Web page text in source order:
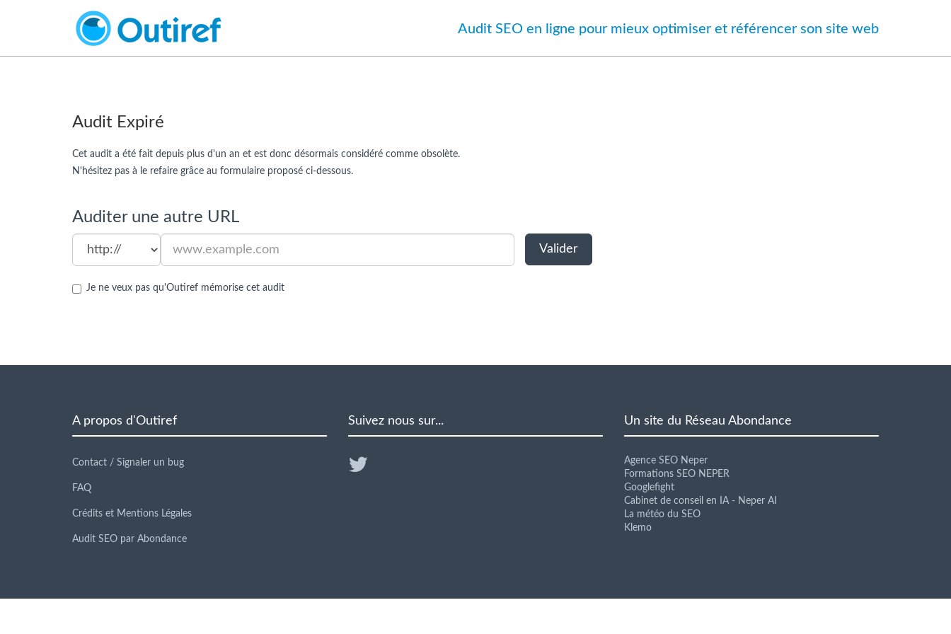
Audit SEO en ligne pour mieux optimiser et référencer son site web
Audit Expiré
Cet audit a été fait depuis plus d'un an et est donc désormais considéré comme obsolète.
N'hésitez pas à le refaire grâce au formulaire proposé ci-dessous.
Auditer une autre URL
Valider
Je ne veux pas qu'Outiref mémorise cet audit
A propos d'Outiref
Contact / Signaler un bug
FAQ
Crédits et Mentions Légales
Audit SEO par Abondance
Suivez nous sur... Un site du Réseau Abondance
Agence SEO Neper
Formations SEO NEPER
Googlefight
Cabinet de conseil en IA - Neper AI
La météo du SEO
Klemo